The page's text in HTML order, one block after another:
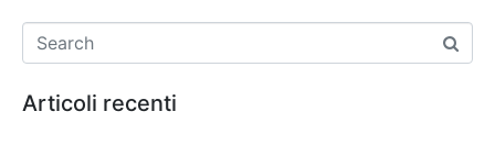
Articoli recenti